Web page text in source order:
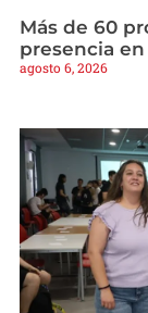
Más de 60
presencia en
agosto 6, 2026